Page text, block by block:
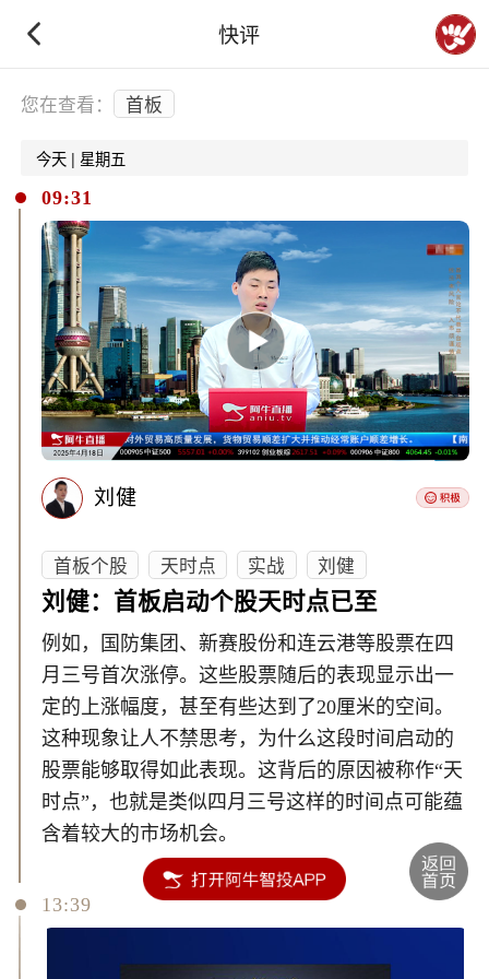
快评
下拉刷新
您在查看： 首板
今天 | 星期五
09:31
刘健
首板个股 天时点 实战
刘健
刘健：首板启动个股天时点已至
例如，国防集团、新赛股份和连云港等股票在四
月三号首次涨停。这些股票随后的表现显示出一
定的上涨幅度，甚至有些达到了20厘米的空间。
这种现象让人不禁思考，为什么这段时间启动的
股票能够取得如此表现。这背后的原因被称作“天
时点”，也就是类似四月三号这样的时间点可能蕴
含着较大的市场机会。
13:39